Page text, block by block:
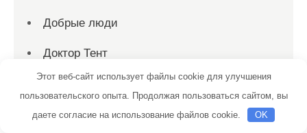
Добрые люди
Доктор Тент
ДОСААФ Петровская автошкола
Драйв
Этот веб-сайт использует файлы cookie для улучшения
пользовательского опыта. Продолжая пользоваться сайтом, вы
даете согласие на использование файлов cookie.
OK